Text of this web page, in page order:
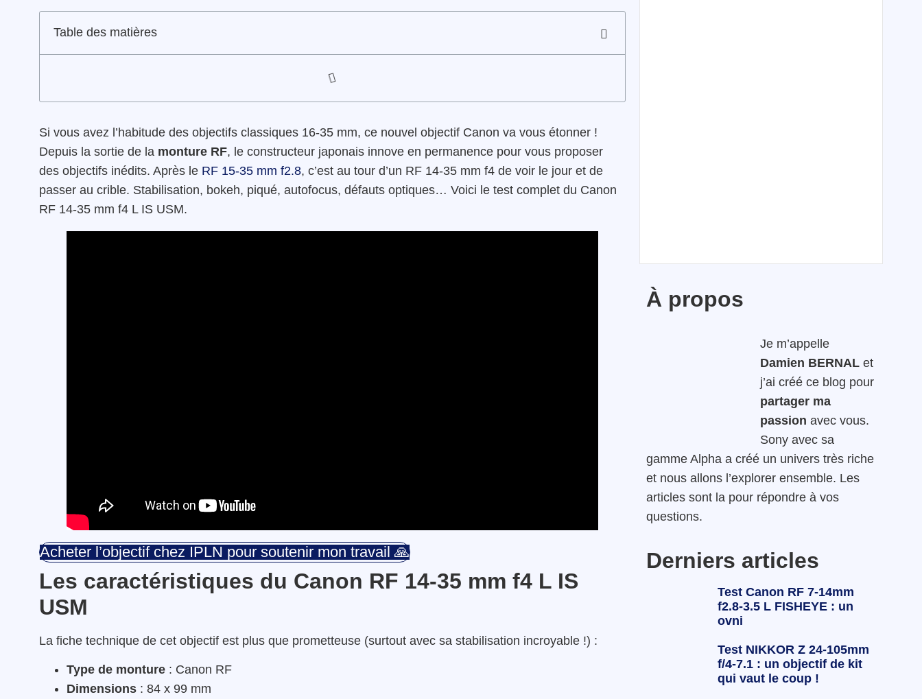
Table des matières
Si vous avez l’habitude des objectifs classiques 16-35 mm, ce nouvel objectif Canon va vous étonner !
Depuis la sortie de la monture RF, le constructeur japonais innove en permanence pour vous proposer
des objectifs inédits. Après le RF 15-35 mm f2.8, c’est au tour d’un RF 14-35 mm f4 de voir le jour et de
passer au crible. Stabilisation, bokeh, piqué, autofocus, défauts optiques… Voici le test complet du Canon
RF 14-35 mm f4 L IS USM.
Acheter l’objectif chez IPLN pour soutenir mon travail 🙏
Les caractéristiques du Canon RF 14-35 mm f4 L IS
USM
La fiche technique de cet objectif est plus que prometteuse (surtout avec sa stabilisation incroyable !) :
Type de monture : Canon RF
Dimensions : 84 x 99 mm
À propos
Je m’appelle
Damien BERNAL et
j’ai créé ce blog pour
partager ma
passion avec vous.
Sony avec sa
gamme Alpha a créé un univers très riche
et nous allons l’explorer ensemble. Les
articles sont la pour répondre à vos
questions.
Derniers articles
Test Canon RF 7-14mm
f2.8-3.5 L FISHEYE : un
ovni
Test NIKKOR Z 24-105mm
f/4-7.1 : un objectif de kit
qui vaut le coup !